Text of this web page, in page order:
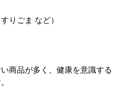
りごま など）
商品が多く、健康を意識する